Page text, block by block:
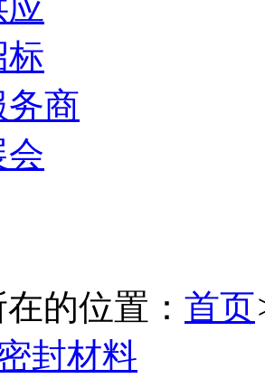
标
商
的位置： 首页
封材料